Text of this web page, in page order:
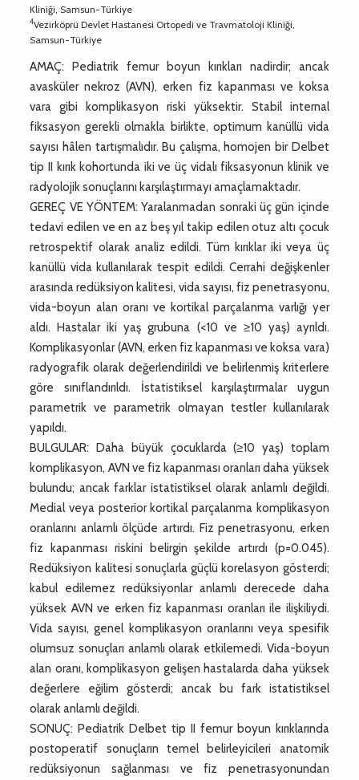
Kliniği, Samsun-Türkiye
4Vezirköprü Devlet Hastanesi Ortopedi ve Travmatoloji Kliniği,
Samsun-Türkiye
AMAÇ: Pediatrik femur boyun kırıkları nadirdir; ancak
avasküler nekroz (AVN), erken fiz kapanması ve koksa
vara gibi komplikasyon riski yüksektir. Stabil internal
fiksasyon gerekli olmakla birlikte, optimum kanüllü vida
sayısı hâlen tartışmalıdır. Bu çalışma, homojen bir Delbet
tip II kırık kohortunda iki ve üç vidalı fiksasyonun klinik ve
radyolojik sonuçlarını karşılaştırmayı amaçlamaktadır.
GEREÇ VE YÖNTEM: Yaralanmadan sonraki üç gün içinde
tedavi edilen ve en az beş yıl takip edilen otuz altı çocuk
retrospektif olarak analiz edildi. Tüm kırıklar iki veya üç
kanüllü vida kullanılarak tespit edildi. Cerrahi değişkenler
arasında redüksiyon kalitesi, vida sayısı, fiz penetrasyonu,
vida-boyun alan oranı ve kortikal parçalanma varlığı yer
aldı. Hastalar iki yaş grubuna (<10 ve ≥10 yaş) ayrıldı.
Komplikasyonlar (AVN, erken fiz kapanması ve koksa vara)
radyografik olarak değerlendirildi ve belirlenmiş kriterlere
göre sınıflandırıldı. İstatistiksel karşılaştırmalar uygun
parametrik ve parametrik olmayan testler kullanılarak
yapıldı.
BULGULAR: Daha büyük çocuklarda (≥10 yaş) toplam
komplikasyon, AVN ve fiz kapanması oranları daha yüksek
bulundu; ancak farklar istatistiksel olarak anlamlı değildi.
Medial veya posterior kortikal parçalanma komplikasyon
oranlarını anlamlı ölçüde artırdı. Fiz penetrasyonu, erken
fiz kapanması riskini belirgin şekilde artırdı (p=0.045).
Redüksiyon kalitesi sonuçlarla güçlü korelasyon gösterdi;
kabul edilemez redüksiyonlar anlamlı derecede daha
yüksek AVN ve erken fiz kapanması oranları ile ilişkiliydi.
Vida sayısı, genel komplikasyon oranlarını veya spesifik
olumsuz sonuçları anlamlı olarak etkilemedi. Vida-boyun
alan oranı, komplikasyon gelişen hastalarda daha yüksek
değerlere eğilim gösterdi; ancak bu fark istatistiksel
olarak anlamlı değildi.
SONUÇ: Pediatrik Delbet tip II femur boyun kırıklarında
postoperatif sonuçların temel belirleyicileri anatomik
redüksiyonun sağlanması ve fiz penetrasyonundan